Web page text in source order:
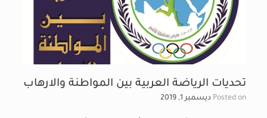
تحديات الرياضة العربية بين المواطنة والارهاب
Posted on ديسمبر 1, 2019